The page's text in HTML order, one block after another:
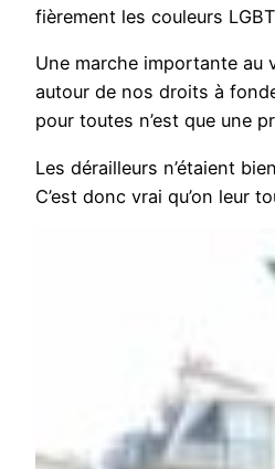
fièrement les couleurs
Une marche importante au
autour de nos droits à
pour toutes n’est que une
Les dérailleurs n’étaient
C’est donc vrai qu’on leur